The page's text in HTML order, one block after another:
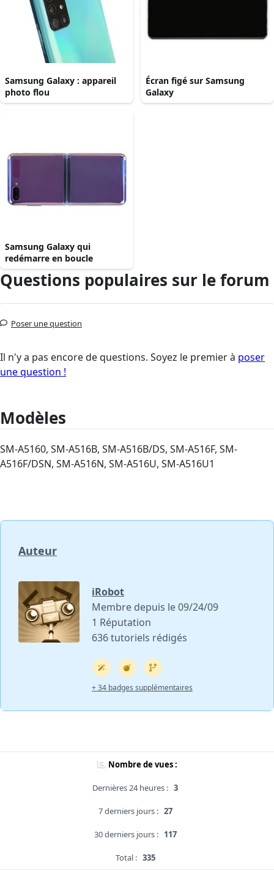
Samsung Galaxy : appareil
photo flou
Écran figé sur Samsung
Galaxy
Samsung Galaxy qui
redémarre en boucle
Questions populaires sur le forum
Poser une question
Il n'y a pas encore de questions. Soyez le premier à poser
une question !
Modèles
SM-A5160, SM-A516B, SM-A516B/DS, SM-A516F, SM-
A516F/DSN, SM-A516N, SM-A516U, SM-A516U1
Auteur
iRobot
Membre depuis le 09/24/09
1 Réputation
636 tutoriels rédigés
+ 34 badges supplémentaires
Nombre de vues :
Dernières 24 heures : 3
7 derniers jours : 27
30 derniers jours : 117
Total : 335